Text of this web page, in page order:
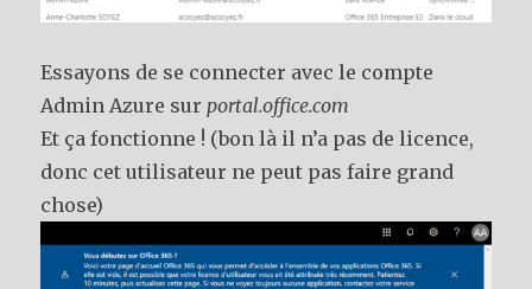
Essayons de se connecter avec le compte
Admin Azure sur portal.office.com
Et ça fonctionne ! (bon là il n’a pas de licence,
donc cet utilisateur ne peut pas faire grand
chose)